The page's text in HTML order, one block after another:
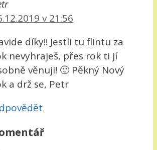
v 21:56
díky!! Jestli tu flintu za
nevyhraješ, přes rok ti jí
věnuji! 🙂 Pěkný Nový
a drž se, Petr